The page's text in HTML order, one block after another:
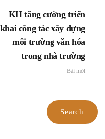
KH tăng cường triển
khai công tác xây dựng
môi trường văn hóa
trong nhà trường
Bài mới